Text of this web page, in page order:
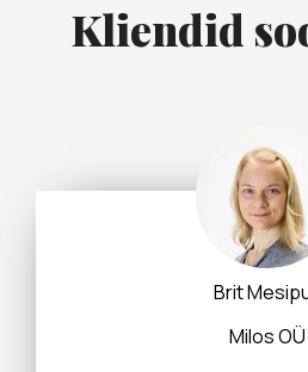
Kliendid
Brit
Milos OÜ